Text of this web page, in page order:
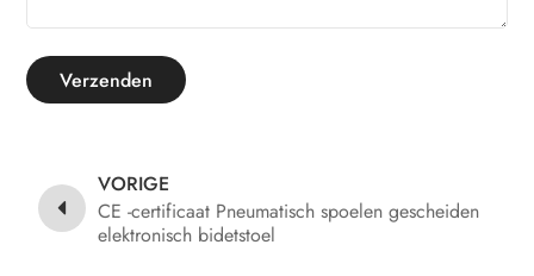
Verzenden
VORIGE
CE -certificaat Pneumatisch spoelen gescheiden
elektronisch bidetstoel